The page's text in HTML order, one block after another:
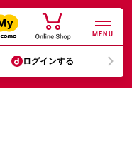
MENU
ログインする